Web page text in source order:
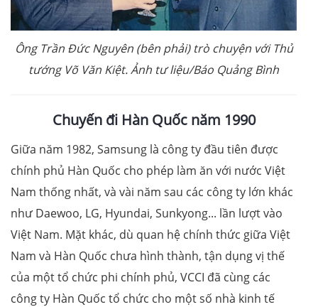
Ông Trần Đức Nguyên (bên phải) trò chuyện với Thủ
tướng Võ Văn Kiệt. Ảnh tư liệu/Báo Quảng Bình
Chuyến đi Hàn Quốc năm 1990
Giữa năm 1982, Samsung là công ty đầu tiên được
chính phủ Hàn Quốc cho phép làm ăn với nước Việt
Nam thống nhất, và vài năm sau các công ty lớn khác
như Daewoo, LG, Hyundai, Sunkyong... lần lượt vào
Việt Nam. Mặt khác, dù quan hệ chính thức giữa Việt
Nam và Hàn Quốc chưa hình thành, tận dụng vị thế
của một tổ chức phi chính phủ, VCCI đã cùng các
công ty Hàn Quốc tổ chức cho một số nhà kinh tế